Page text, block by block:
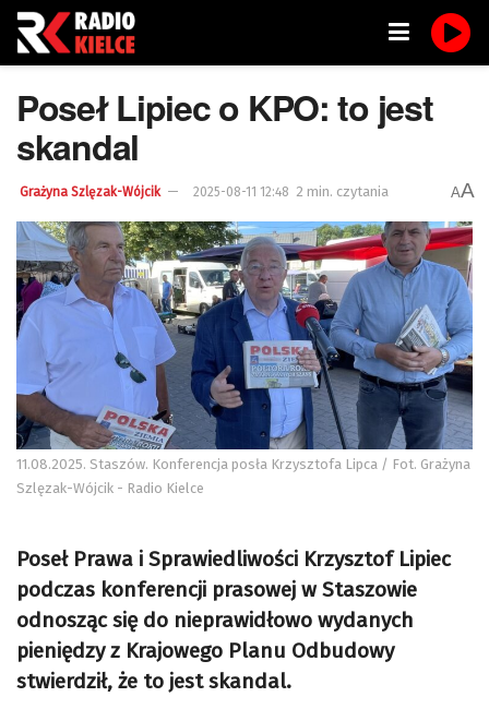
Poseł Lipiec o KPO: to jest
skandal
Grażyna Szlęzak-Wójcik 2025-08-11 12:48 2 min. czytania AA
11.08.2025. Staszów. Konferencja posła Krzysztofa Lipca / Fot. Grażyna
Szlęzak-Wójcik - Radio Kielce
Poseł Prawa i Sprawiedliwości Krzysztof Lipiec
podczas konferencji prasowej w Staszowie
odnosząc się do nieprawidłowo wydanych
pieniędzy z Krajowego Planu Odbudowy
stwierdził, że to jest skandal.